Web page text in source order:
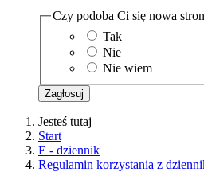
Czy podoba Ci się nowa
Tak
Nie
Nie wiem
Zagłosuj
Jesteś tutaj
Start
E - dziennik
Regulamin korzystania z